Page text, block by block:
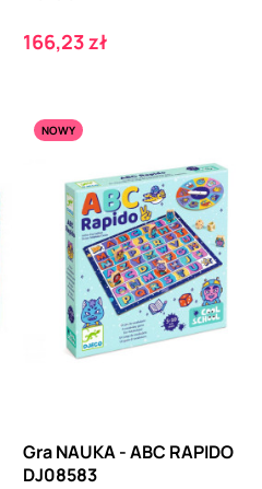
Cena
166,23 zł
NOWY
Gra NAUKA - ABC RAPIDO
DJ08583